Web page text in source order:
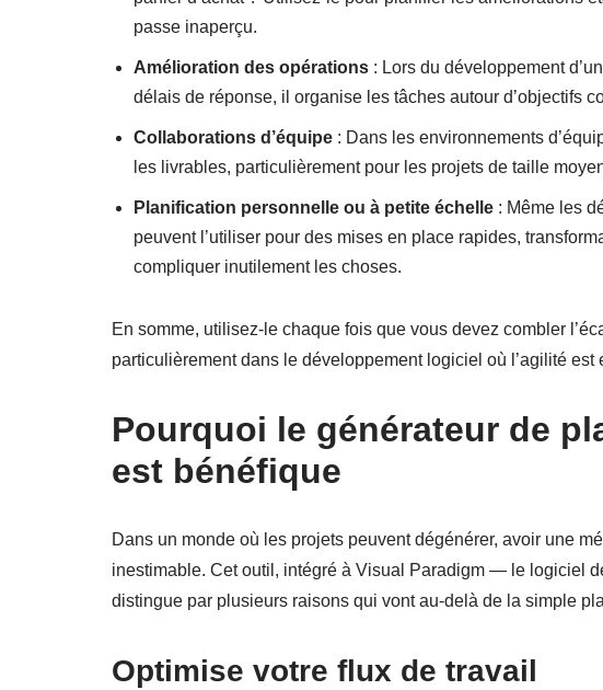
passe inaperçu.
Amélioration des opérations : Lors du développement
délais de réponse, il organise les tâches autour d’objectifs
Collaborations d’équipe : Dans les environnements
les livrables, particulièrement pour les projets de taille
Planification personnelle ou à petite échelle : Même les
peuvent l’utiliser pour des mises en place rapides,
compliquer inutilement les choses.
En somme, utilisez-le chaque fois que vous devez combler
particulièrement dans le développement logiciel où l’agilité est
Pourquoi le générateur de
est bénéfique
Dans un monde où les projets peuvent dégénérer, avoir une
inestimable. Cet outil, intégré à Visual Paradigm — le logiciel
distingue par plusieurs raisons qui vont au-delà de la simple
Optimise votre flux de travail